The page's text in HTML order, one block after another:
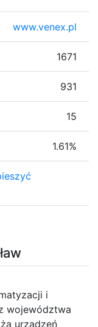
i
województwa
urządzeń
www.venex.pl
1671
931
15
1.61%